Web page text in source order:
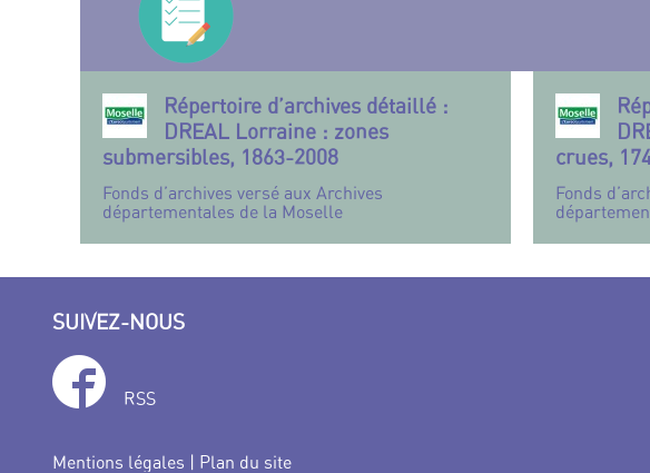
Répertoire d’archives détaillé :
DREAL Lorraine : zones
submersibles, 1863-2008
Fonds d’archives versé aux Archives
départementales de la Moselle
crues,
Fonds
SUIVEZ-NOUS
RSS
Mentions légales | Plan du site